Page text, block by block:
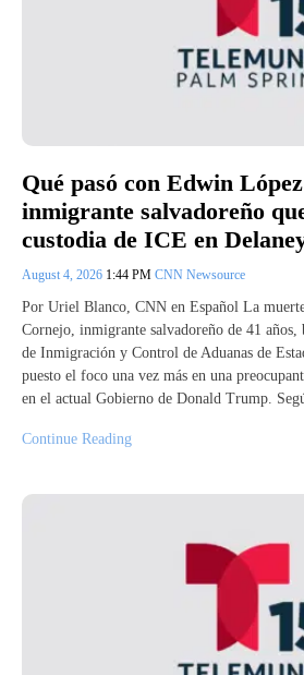
Qué pasó con Edwin
inmigrante salvadoreño
custodia de ICE en
August 4, 2026 1:44 PM CNN Newsource
Por Uriel Blanco, CNN en Español La
Cornejo, inmigrante salvadoreño de 41
de Inmigración y Control de Aduanas de
puesto el foco una vez más en una
en el actual Gobierno de Donald Trump.
Continue Reading